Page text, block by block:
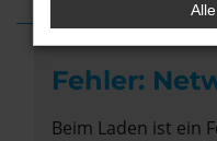
Fehler:
Beim Laden ist ein